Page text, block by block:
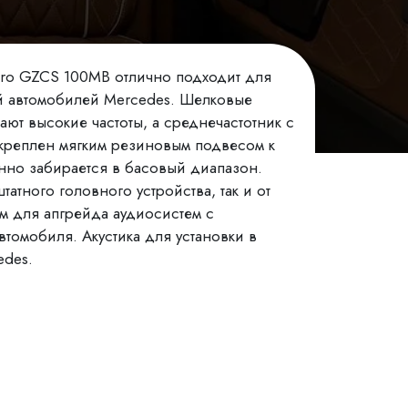
GZCS 100MB отлично подходит для
автомобилей Mercedes. Шелковые
высокие частоты, а среднечастотник с
мягким резиновым подвесом к
забирается в басовый диапазон.
головного устройства, так и от
для апгрейда аудиосистем с
Акустика для установки в